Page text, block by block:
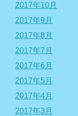
2017年10月
2017年9月
2017年8月
2017年7月
2017年6月
2017年5月
2017年4月
2017年3月